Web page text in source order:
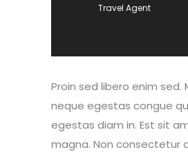
— Travel Agent
Proin sed libero enim sed.
neque egestas congue
egestas diam in. Est sit
magna. Non consectetur